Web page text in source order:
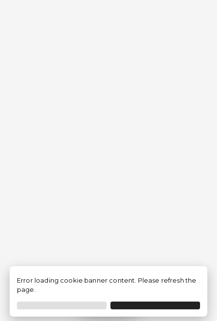
Filtrar
Error loading cookie banner content. Please refresh the
page.